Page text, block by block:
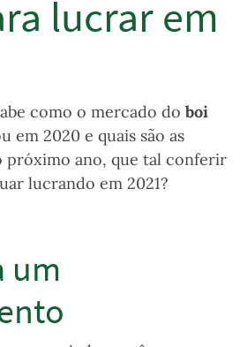
lucrar em
como o mercado do boi
em 2020 e quais são as
próximo ano, que tal conferir
lucrando em 2021?
um